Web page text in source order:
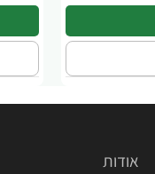
אודות